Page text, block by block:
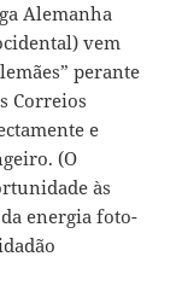
Alemanha
vem
perante
Correios
e
(O
às
energia foto-